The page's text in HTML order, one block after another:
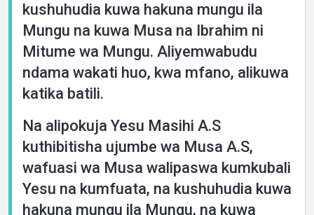
kushuhudia kuwa hakuna mungu ila
Mungu na kuwa Musa na Ibrahim ni
Mitume wa Mungu. Aliyemwabudu
ndama wakati huo, kwa mfano, alikuwa
katika batili.
Na alipokuja Yesu Masihi A.S
kuthibitisha ujumbe wa Musa A.S,
wafuasi wa Musa walipaswa kumkubali
Yesu na kumfuata, na kushuhudia kuwa
hakuna mungu ila Mungu, na kuwa